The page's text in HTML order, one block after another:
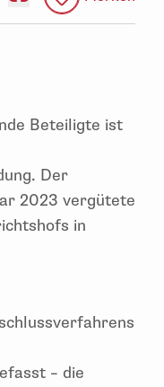
Beteiligte ist
Der
2023 vergütete
in
– die